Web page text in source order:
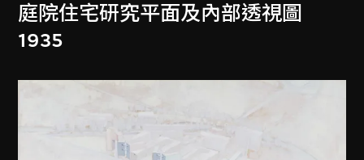
庭院住宅研究平面及內部透視圖
1935